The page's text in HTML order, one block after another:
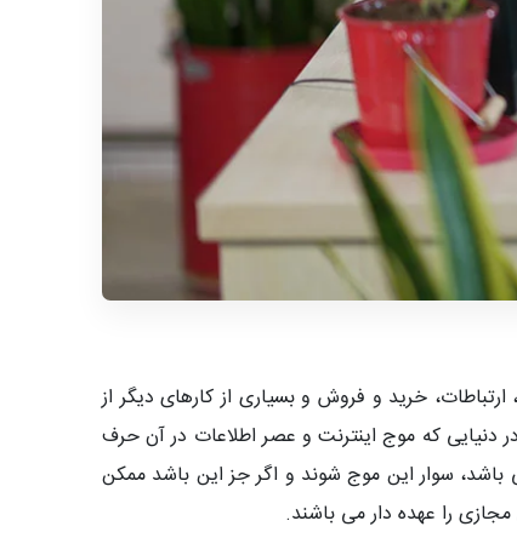
خرید و فروش و بسیاری از کارهای دیگر از
که موج اینترنت و عصر اطلاعات در آن حرف
باشد، سوار این موج شوند و اگر جز این باشد ممکن
را عهده دار می باشند.